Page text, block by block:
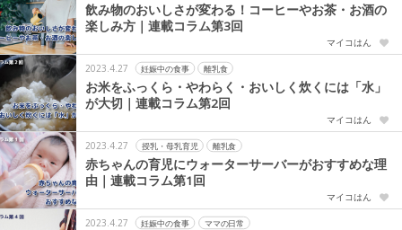
飲み物のおいしさが変わる！コーヒーやお茶・お酒の
楽しみ方｜連載コラム第3回
マイコはん
2023.4.27 妊娠中の食事 離乳食
お米をふっくら・やわらく・おいしく炊くには「水」
が大切｜連載コラム第2回
マイコはん
2023.4.27 授乳・母乳育児 離乳食
赤ちゃんの育児にウォーターサーバーがおすすめな理
由｜連載コラム第1回
マイコはん
2023.4.27 妊娠中の食事 ママの日常